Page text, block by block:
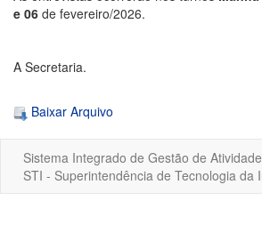
e 06 de fevereiro/2026.
A Secretaria.
Baixar Arquivo
Sistema Integrado de Gestão de
STI - Superintendência de Tecnologia da